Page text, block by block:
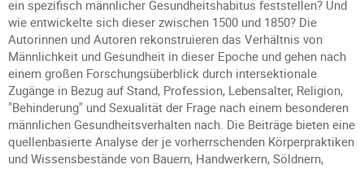
ein spezifisch männlicher Gesundheitshabitus feststellen? Und
wie entwickelte sich dieser zwischen 1500 und 1850? Die
Autorinnen und Autoren rekonstruieren das Verhältnis von
Männlichkeit und Gesundheit in dieser Epoche und gehen nach
einem großen Forschungsüberblick durch intersektionale
Zugänge in Bezug auf Stand, Profession, Lebensalter, Religion,
"Behinderung" und Sexualität der Frage nach einem besonderen
männlichen Gesundheitsverhalten nach. Die Beiträge bieten eine
quellenbasierte Analyse der je vorherrschenden Körperpraktiken
und Wissensbestände von Bauern, Handwerkern, Söldnern,